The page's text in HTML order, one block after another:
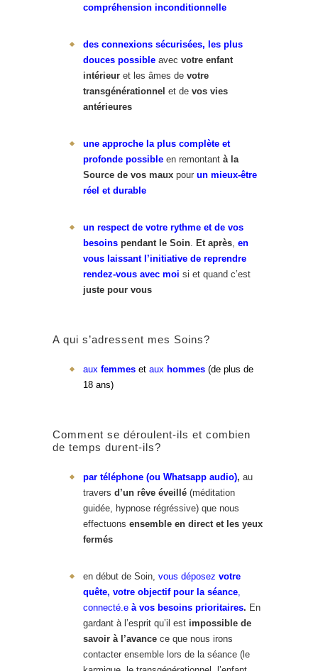
compréhension inconditionnelle
des connexions sécurisées, les plus
douces possible avec votre enfant
intérieur et les âmes de votre
transgénérationnel et de vos vies
antérieures
une approche la plus complète et
profonde possible en remontant à la
Source de vos maux pour un mieux-être
réel et durable
un respect de votre rythme et de vos
besoins pendant le Soin. Et après, en
vous laissant l’initiative de reprendre
rendez-vous avec moi si et quand c’est
juste pour vous
A qui s’adressent mes Soins?
aux femmes et aux hommes (de plus de
18 ans)
Comment se déroulent-ils et combien
de temps durent-ils?
par téléphone (ou Whatsapp audio), au
travers d’un rêve éveillé (méditation
guidée, hypnose régréssive) que nous
effectuons ensemble en direct et les yeux
fermés
en début de Soin, vous déposez votre
quête, votre objectif pour la séance,
connecté.e à vos besoins prioritaires. En
gardant à l’esprit qu’il est impossible de
savoir à l’avance ce que nous irons
contacter ensemble lors de la séance (le